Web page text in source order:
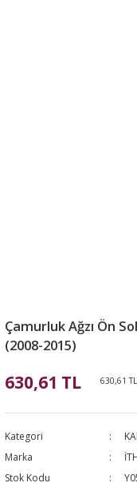
Çamurluk Ağzı Ön
(2008-2015)
630,61 TL 630,61
Kategori
Marka
Stok Kodu